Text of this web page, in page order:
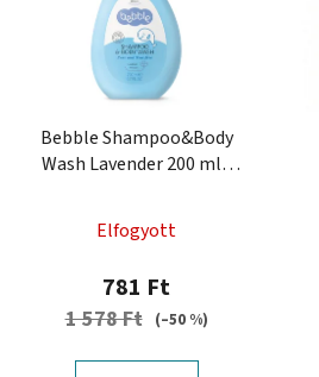
Bebble Shampoo&Body
Wash Lavender 200 ml -
Elfogyott
781 Ft
1 578 Ft (–50 %)